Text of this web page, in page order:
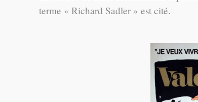
terme « Richard Sadler » est cité.